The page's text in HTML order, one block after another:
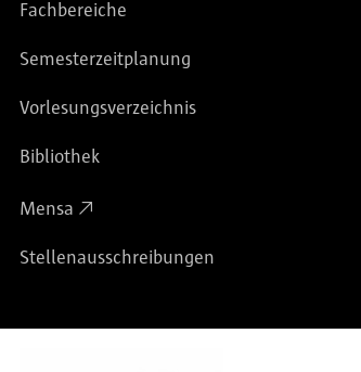
Fachbereiche
Semesterzeitplanung
Vorlesungsverzeichnis
Bibliothek
Mensa
Stellenausschreibungen